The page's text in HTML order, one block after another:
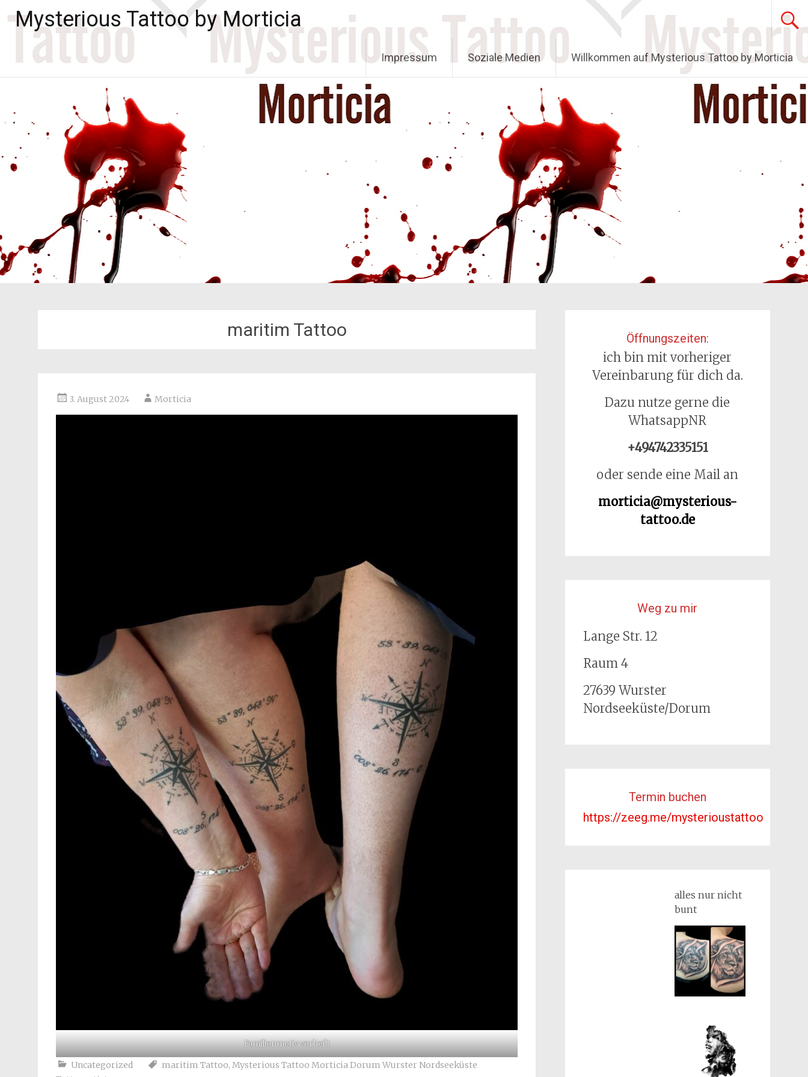
Inhalt
springen
Mysterious Tattoo by Morticia
Impressum Soziale Medien Willkommen auf Mysterious Tattoo by Morticia
maritim Tattoo
3. August 2024 Morticia
Familienmotiv verheilt
Uncategorized maritim Tattoo, Mysterious Tattoo Morticia Dorum Wurster Nordseeküste
Öffnungszeiten:
ich bin mit vorheriger
Vereinbarung für dich da.
Dazu nutze gerne die
WhatsappNR
+494742335151
oder sende eine Mail an
morticia@mysterious-
tattoo.de
Weg zu mir
Lange Str. 12
Raum 4
27639 Wurster
Nordseeküste/Dorum
Termin buchen
https://zeeg.me/mysterioustattoo
alles nur nicht
bunt